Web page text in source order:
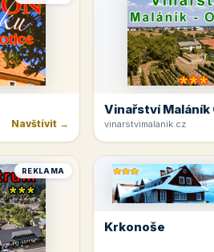
Navštívit →
Vinařství Maláník
vinarstvimalanik.cz
REKLAMA
Krkonoše